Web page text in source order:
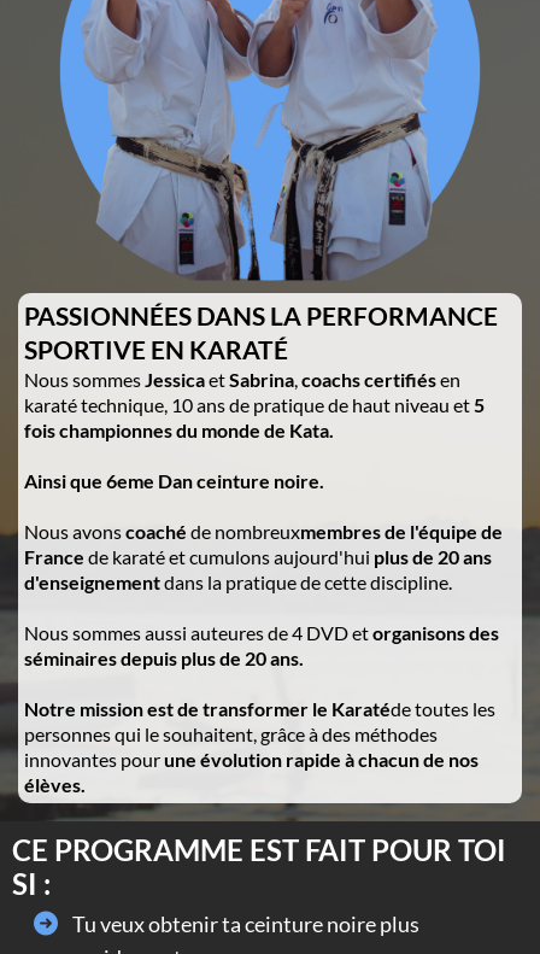
PASSIONNÉES DANS LA PERFORMANCE
SPORTIVE EN KARATÉ
Nous sommesJessicaetSabrina,coachs certifiésen
karaté technique, 10 ans de pratique de haut niveau et5
fois championnes du monde de Kata.
Ainsi que 6eme Dan ceinture noire.
Nous avonscoaché de nombreuxmembres de l'équipe de
France de karaté et cumulons aujourd'hui plus de 20 ans
d'enseignementdans la pratique de cette discipline.
Nous sommes aussi auteures de 4 DVD etorganisons des
séminaires depuis plus de 20 ans.
Notre mission est de transformer le Karatéde toutes les
personnes qui le souhaitent, grâce à des méthodes
innovantes pourune évolution rapide à chacun de nos
élèves.
CE PROGRAMME EST FAIT POUR TOI
SI :
Tu veux obtenir ta ceinture noire plus